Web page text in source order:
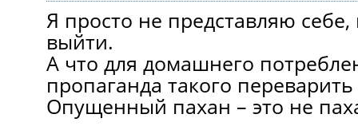
Я просто не представляю себе,
выйти.
А что для домашнего
пропаганда такого
Опущенный пахан – это не